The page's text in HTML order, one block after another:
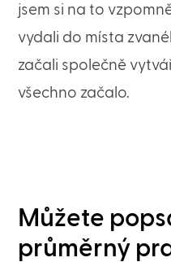
jsem si na to
vydali do místa
začali společně
všechno začalo.
Můžete
průměrný